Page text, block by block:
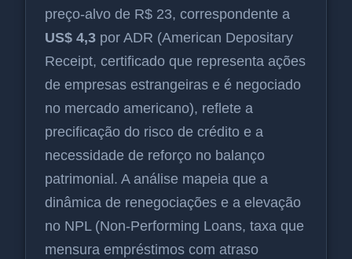
preço-alvo de R$ 23, correspondente a
US$ 4,3 por ADR (American Depositary
Receipt, certificado que representa ações
de empresas estrangeiras e é negociado
no mercado americano), reflete a
precificação do risco de crédito e a
necessidade de reforço no balanço
patrimonial. A análise mapeia que a
dinâmica de renegociações e a elevação
no NPL (Non-Performing Loans, taxa que
mensura empréstimos com atraso